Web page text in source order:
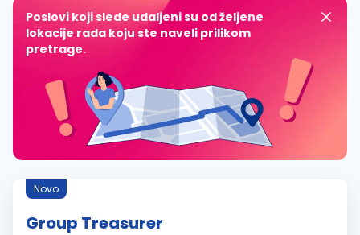
Poslovi koji slede udaljeni su od željene
lokacije rada koju ste naveli prilikom
pretrage.
Novo
Group Treasurer